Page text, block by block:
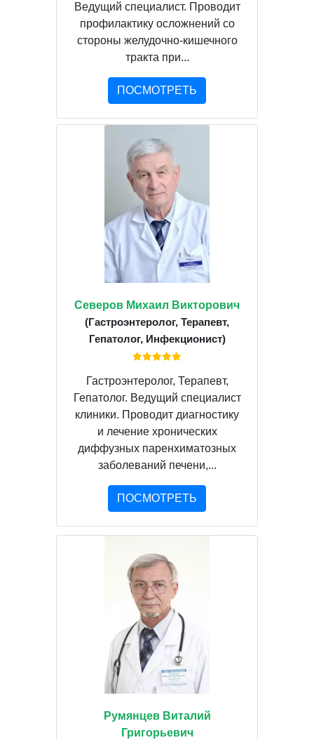
Ведущий специалист. Проводит
профилактику осложнений со
стороны желудочно-кишечного
тракта при...
ПОСМОТРЕТЬ
Северов Михаил Викторович
(Гастроэнтеролог, Терапевт,
Гепатолог, Инфекционист)
Гастроэнтеролог, Терапевт,
Гепатолог. Ведущий специалист
клиники. Проводит диагностику
и лечение хронических
диффузных паренхиматозных
заболеваний печени,...
ПОСМОТРЕТЬ
Румянцев Виталий
Григорьевич